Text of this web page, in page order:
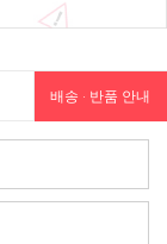
배송 · 반품 안내